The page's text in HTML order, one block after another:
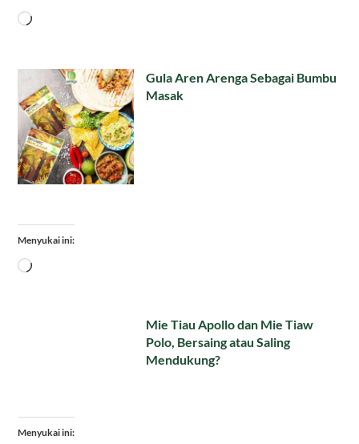
Memuat...
Gula Aren Arenga Sebagai Bumbu
Masak
Menyukai ini:
Memuat...
Mie Tiau Apollo dan Mie Tiaw
Polo, Bersaing atau Saling
Mendukung?
Menyukai ini: